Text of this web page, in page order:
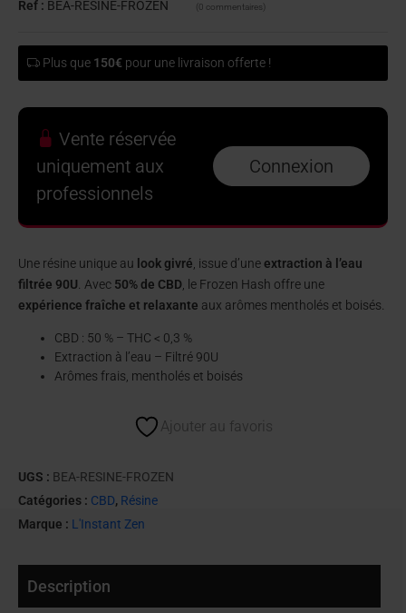
Ref : BEA-RESINE-FROZEN (0 commentaires)
Plus que 150€ pour une livraison offerte !
Vente réservée
uniquement aux
professionnels
Connexion
Une résine unique au look givré , issue d’une extraction à l’eau
filtrée 90U . Avec 50% de CBD , le Frozen Hash offre une
expérience fraîche et relaxante aux arômes mentholés et boisés.
CBD : 50 % – THC < 0,3 %
Extraction à l’eau – Filtré 90U
Arômes frais, mentholés et boisés
Ajouter au favoris
UGS : BEA-RESINE-FROZEN
Catégories : CBD, Résine
Marque : L'Instant Zen
Description